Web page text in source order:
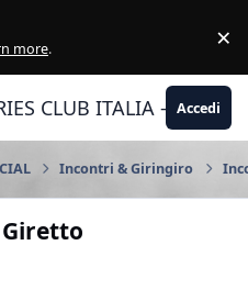
more. ×
CLUB ITALIA -Accedi
Incontri & Giringiro
Giretto